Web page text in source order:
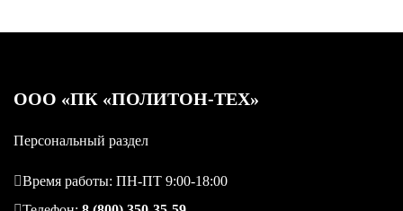
OOO «ПК «ПОЛИТОН-ТЕХ»
Персональный раздел
Время работы: ПН-ПТ 9:00-18:00